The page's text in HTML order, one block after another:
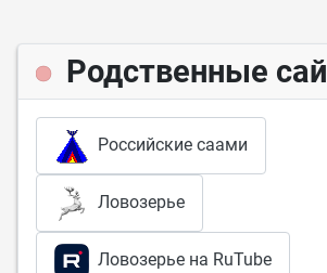
Родственные
Российские саами
Ловозерье
Ловозерье на RuTube